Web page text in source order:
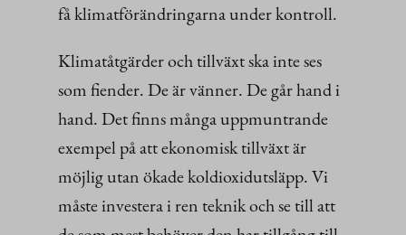
få klimatförändringarna under kontroll.
Klimatåtgärder och tillväxt ska inte ses
som fiender. De är vänner. De går hand i
hand. Det finns många uppmuntrande
exempel på att ekonomisk tillväxt är
möjlig utan ökade koldioxidutsläpp. Vi
måste investera i ren teknik och se till att